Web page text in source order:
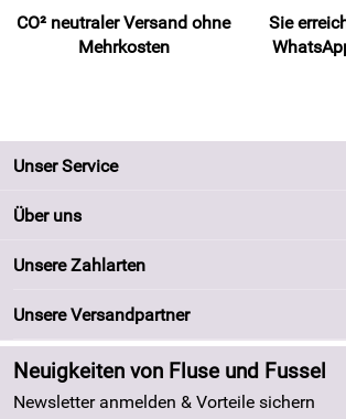
CO² neutraler Versand ohne
Mehrkosten
Sie
Unser Service
Kontakt
Kundeninformationen
Newsletter
Zahlung und Versand
Kundenlogin
Über uns
Unsere Bestseller
Neu
Angebote
Made in Germany
Unsere Zahlarten
Unsere Versandpartner
Neuigkeiten von Fluse und Fussel
Newsletter anmelden & Vorteile sichern